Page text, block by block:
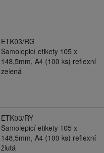
ETK03/RG
Samolepicí etikety 105 x
148,5mm, A4 (100 ks) reflexní
zelená
ETK03/RY
Samolepicí etikety 105 x
148,5mm, A4 (100 ks) reflexní
žlutá